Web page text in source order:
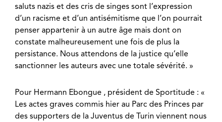
saluts nazis et des cris de singes sont l’expression
d’un racisme et d’un antisémitisme que l’on pourrait
penser appartenir à un autre âge mais dont on
constate malheureusement une fois de plus la
persistance. Nous attendons de la justice qu’elle
sanctionner les auteurs avec une totale sévérité. »
Pour Hermann Ebongue , président de Sportitude : «
Les actes graves commis hier au Parc des Princes par
des supporters de la Juventus de Turin viennent nous